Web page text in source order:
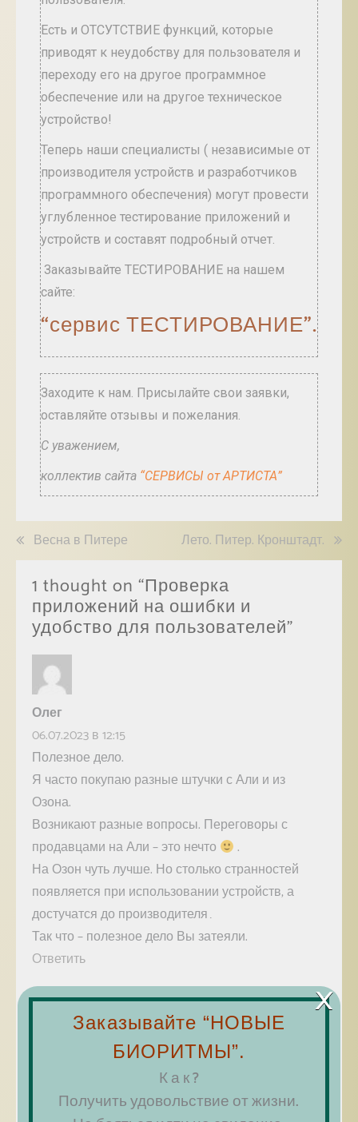
Есть и ОТСУТСТВИЕ функций, которые
приводят к неудобству для пользователя и
переходу его на другое программное
обеспечение или на другое техническое
устройство!
Теперь наши специалисты ( независимые от
производителя устройств и разработчиков
программного обеспечения) могут провести
углубленное тестирование приложений и
устройств и составят подробный отчет.
Заказывайте ТЕСТИРОВАНИЕ на нашем
сайте:
“сервис ТЕСТИРОВАНИЕ”.
Заходите к нам. Присылайте свои заявки,
оставляйте отзывы и пожелания.
С уважением,
коллектив сайта “СЕРВИСЫ от АРТИСТА”
Весна в Питере Лето. Питер. Кронштадт.
1 thought on “Проверка
приложений на ошибки и
удобство для пользователей”
Олег
06.07.2023 в 12:15
Полезное дело.
Я часто покупаю разные штучки с Али и из
Озона.
Возникают разные вопросы. Переговоры с
продавцами на Али – это нечто
.
На Озон чуть лучше. Но столько странностей
появляется при использовании устройств, а
достучатся до производителя…
Так что – полезное дело Вы затеяли.
Ответить
Добавить комментарий
Ваш адрес email не будет опубликован.
Обязательные поля помечены
Комментарий
Заказывайте “НОВЫЕ
БИОРИТМЫ”.
К а к ?
Получить удовольствие от жизни.
×